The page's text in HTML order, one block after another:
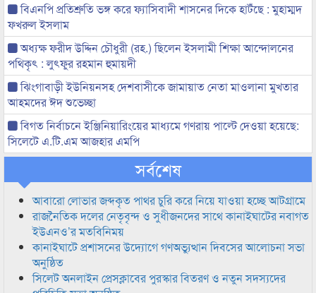
বিএনপি প্রতিশ্রুতি ভঙ্গ করে ফ্যাসিবাদী শাসনের দিকে হাটঁছে : মুহাম্মদ
ফখরুল ইসলাম
অধ্যক্ষ ফরীদ উদ্দিন চৌধুরী (রহ.) ছিলেন ইসলামী শিক্ষা আন্দোলনের
পথিকৃৎ : লুৎফুর রহমান হুমায়দী
ঝিংগাবাড়ী ইউনিয়নসহ দেশবাসীকে জামায়াত নেতা মাওলানা মুখতার
আহমদের ঈদ শুভেচ্ছা
বিগত নির্বাচনে ইঞ্জিনিয়ারিংয়ের মাধ্যমে গণরায় পাল্টে দেওয়া হয়েছে:
সিলেটে এ.টি.এম আজহার এমপি
সর্বশেষ
আবারো লোভার জব্দকৃত পাথর চুরি করে নিয়ে যাওয়া হচ্ছে আটগ্রামে
রাজনৈতিক দলের নেতৃবৃন্দ ও সুধীজনদের সাথে কানাইঘাটের নবাগত
ইউএনও’র মতবিনিময়
কানাইঘাটে প্রশাসনের উদ্যোগে গণঅভ্যুত্থান দিবসের আলোচনা সভা
অনুষ্ঠিত
সিলেট অনলাইন প্রেসক্লাবের পুরস্কার বিতরণ ও নতুন সদস্যদের